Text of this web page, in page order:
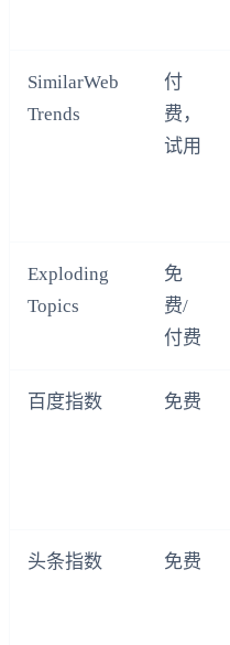
SimilarWeb
Trends
付
费，
试用
Exploding
Topics
免
费/
付费
百度指数 免费
头条指数 免费